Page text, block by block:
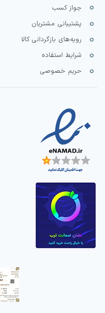
جواز کسب
پشتیبانی مشتریان
رویه‌های بازگردانی کالا
شرایط استفاده
حریم خصوصی